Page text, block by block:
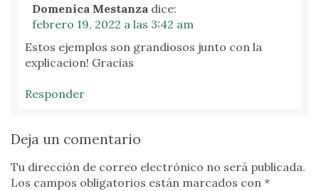
Domenica Mestanza dice:
febrero 19, 2022 a las 3:42 am
Estos ejemplos son grandiosos junto con la
explicacion! Gracias
Responder
Deja un comentario
Tu dirección de correo electrónico no será publicada.
Los campos obligatorios están marcados con *